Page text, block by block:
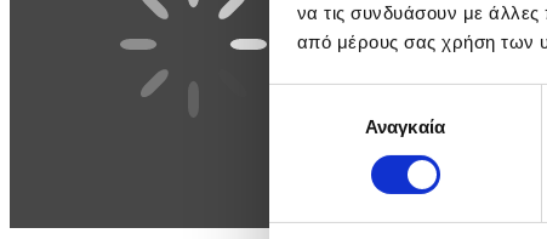
να τις συνδυάσουν με άλλες
από μέρους σας χρήση των
συγκατάθεσηςΑναγκαία